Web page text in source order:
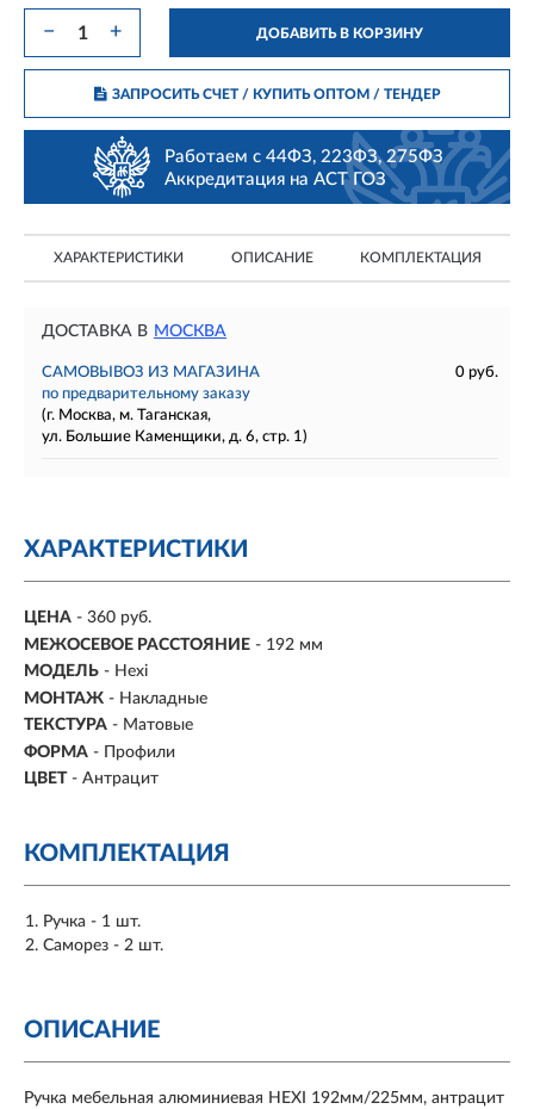
− + ДОБАВИТЬ В КОРЗИНУ
ЗАПРОСИТЬ СЧЕТ / КУПИТЬ ОПТОМ/ ТЕНДЕР
Работаем с 44ФЗ, 223ФЗ, 275ФЗ
Аккредитация на АСТ ГОЗ
ХАРАКТЕРИСТИКИ ОПИСАНИЕ КОМПЛЕКТАЦИЯ
ДОСТАВКА В МОСКВА
САМОВЫВОЗ ИЗ МАГАЗИНА
0 руб.
по предварительному заказу
(г. Москва, м. Таганская,
ул. Большие Каменщики, д. 6, стр. 1)
ХАРАКТЕРИСТИКИ
ЦЕНА - 360 руб.
МЕЖОСЕВОЕ РАССТОЯНИЕ - 192 мм
МОДЕЛЬ - Hexi
МОНТАЖ - Накладные
ТЕКСТУРА - Матовые
ФОРМА - Профили
ЦВЕТ - Антрацит
КОМПЛЕКТАЦИЯ
Ручка - 1 шт.
Саморез - 2 шт.
ОПИСАНИЕ
Ручка мебельная алюминиевая HEXI 192мм/225мм, антрацит